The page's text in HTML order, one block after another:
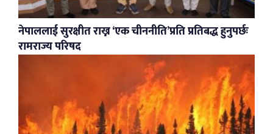
नेपाललाई सुरक्षीत राख्न ‘एक चीननीति’प्रति प्रतिबद्ध हुनुपर्छः
रामराज्य परिषद